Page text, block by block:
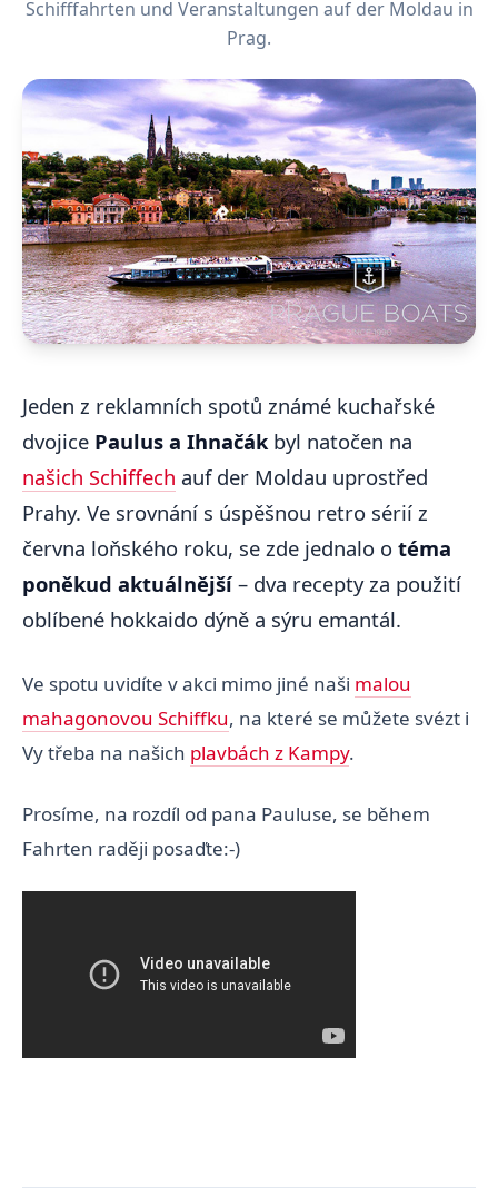
Schifffahrten und Veranstaltungen auf der Moldau in
Prag.
Jeden z reklamních spotů známé kuchařské
dvojice Paulus a Ihnačákbyl natočen na
našich Schiffech auf der Moldau uprostřed
Prahy. Ve srovnání s úspěšnou retro sérií z
června loňského roku, se zde jednalo o téma
poněkud aktuálnější– dva recepty za použití
oblíbené hokkaido dýně a sýru emantál.
Ve spotu uvidíte v akci mimo jiné naši malou
mahagonovou Schiffku, na které se můžete svézt i
Vy třeba na našich plavbách z Kampy.
Prosíme, na rozdíl od pana Pauluse, se během
Fahrten raději posaďte:-)